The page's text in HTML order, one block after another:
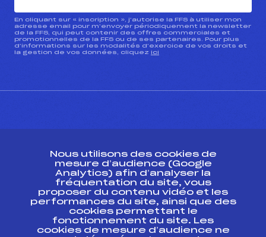
En cliquant sur « inscription », j’autorise la FFS à utiliser mon
adresse email pour m’envoyer périodiquement la newsletter
de la FFS, qui peut contenir des offres commerciales et
promotionnelles de la FFS ou de ses partenaires. Pour plus
d’informations sur les modalités d’exercice de vos droits et
la gestion de vos données, cliquez ici
ESPACE PRESSE
Ressources
Pass’Neige
Projet sportif fédéral
Projet de performance fédéral
Nous utilisons des cookies de
mesure d’audience (Google
Analytics) afin d’analyser la
fréquentation du site, vous
proposer du contenu vidéo et les
performances du site, ainsi que des
cookies permettant le
fonctionnement du site. Les
cookies de mesure d’audience ne